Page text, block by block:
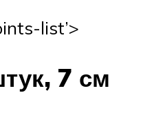
list’>
7 см